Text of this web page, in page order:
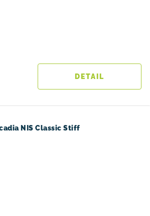
DETAIL
NIS Classic Stiff